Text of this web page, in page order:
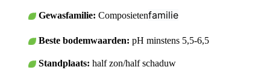
Gewasfamilie: Composietenfamilie
Beste bodemwaarden: pH minstens 5,5-6,5
Standplaats: half zon/half schaduw